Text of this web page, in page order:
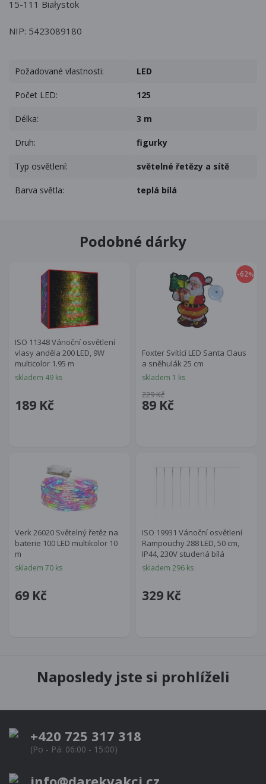
15-111 Białystok
NIP: 5423089180
Požadované vlastnosti: LED
Počet LED: 125
Délka: 3 m
Druh: figurky
Typ osvětlení: světelné řetězy a sítě
Barva světla: teplá bílá
Podobné dárky
ISO 11348 Vánoční osvětlení
vlasy anděla 200 LED, 9W
multicolor 1.95 m
skladem 49 ks
189 Kč
-62%
Foxter Svítící LED Santa Claus
a sněhulák 25 cm
skladem 1 ks
89 Kč
229 Kč
Verk 26020 Světelný řetěz na
baterie 100 LED multikolor 10
m
skladem 70 ks
69 Kč
ISO 19931 Vánoční osvětlení
Rampouchy 288 LED, 50 cm,
IP44, 230V studená bílá
skladem 296 ks
329 Kč
Naposledy jste si prohlíželi
+420 725 317 318
(Po - Pá: 06:00 - 15:00)